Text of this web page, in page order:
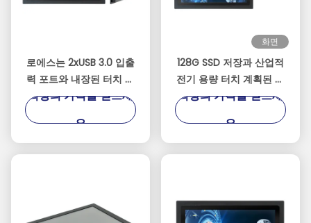
로에스는 2xUSB 3.0 입출
력 포트와 내장된 터치 패
널 PC를 증명했습니다
최상의 가격을 얻으세
요
화면
128G SSD 저장과 산업적
전기 용량 터치 계획된 패
널 PC
최상의 가격을 얻으세
요